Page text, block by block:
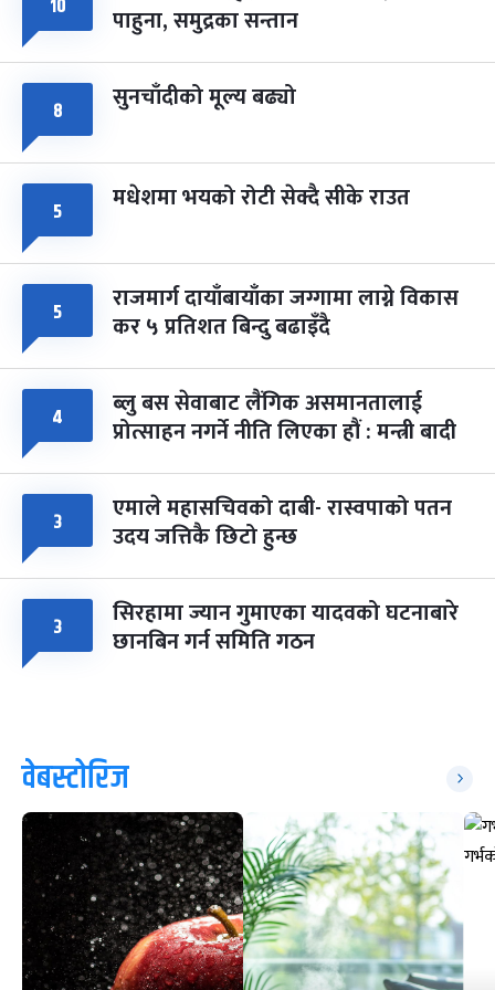
चैत्र ८, २०८३-Mar 22, 2027
१० पाहुना, समुद्रका सन्तान
८ सुनचाँदीको मूल्य बढ्यो
५ मधेशमा भयको रोटी सेक्दै सीके राउत
५ राजमार्ग दायाँबायाँका जग्गामा लाग्ने विकास
कर ५ प्रतिशत बिन्दु बढाइँदै
४ ब्लु बस सेवाबाट लैंगिक असमानतालाई
प्रोत्साहन नगर्ने नीति लिएका हौं : मन्त्री बादी
३ एमाले महासचिवको दाबी- रास्वपाको पतन
उदय जत्तिकै छिटो हुन्छ
३ सिरहामा ज्यान गुमाएका यादवको घटनाबारे
छानबिन गर्न समिति गठन
वेबस्टोरिज